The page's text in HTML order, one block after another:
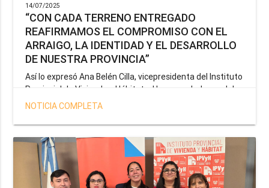
14/07/2025
“CON CADA TERRENO ENTREGADO
REAFIRMAMOS EL COMPROMISO CON EL
ARRAIGO, LA IDENTIDAD Y EL DESARROLLO
DE NUESTRA PROVINCIA”
Así lo expresó Ana Belén Cilla, vicepresidenta del Instituto
Provincial de Vivienda y Hábitat, al hacer un balance del
trabajo del organismo en el marco de la operatoria
salud y seguridad impulsada por el gobernador Gustavo
Melella.
NOTICIA COMPLETA